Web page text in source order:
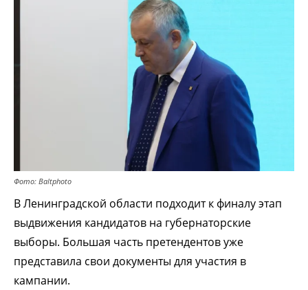
Фото: Baltphoto
В Ленинградской области подходит к финалу этап
выдвижения кандидатов на губернаторские
выборы. Большая часть претендентов уже
представила свои документы для участия в
кампании.